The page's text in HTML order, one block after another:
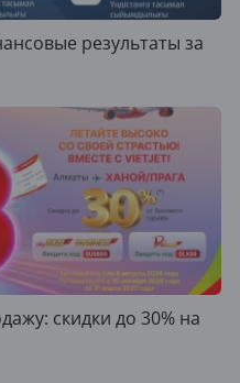
результаты за
скидки до 30% на